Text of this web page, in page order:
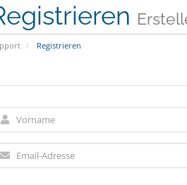
Registrieren